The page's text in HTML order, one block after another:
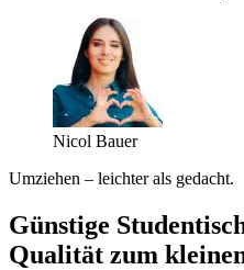
Nicol Bauer
Umziehen – leichter als gedacht.
Günstige
Qualität zum